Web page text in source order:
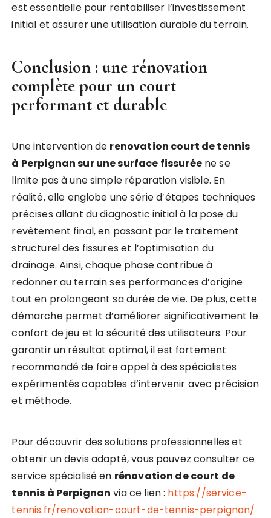
est essentielle pour rentabiliser l’investissement
initial et assurer une utilisation durable du terrain.
Conclusion : une rénovation
complète pour un court
performant et durable
Une intervention de renovation court de tennis
à Perpignan sur une surface fissuréene se
limite pas à une simple réparation visible. En
réalité, elle englobe une série d’étapes techniques
précises allant du diagnostic initial à la pose du
revêtement final, en passant par le traitement
structurel des fissures et l’optimisation du
drainage. Ainsi, chaque phase contribue à
redonner au terrain ses performances d’origine
tout en prolongeant sa durée de vie. De plus, cette
démarche permet d’améliorer significativement le
confort de jeu et la sécurité des utilisateurs. Pour
garantir un résultat optimal, il est fortement
recommandé de faire appel à des spécialistes
expérimentés capables d’intervenir avec précision
et méthode.
Pour découvrir des solutions professionnelles et
obtenir un devis adapté, vous pouvez consulter ce
service spécialisé en rénovation de court de
tennis à Perpignan via ce lien : https://service-
tennis.fr/renovation-court-de-tennis-perpignan/